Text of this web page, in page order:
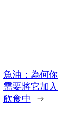
魚油：為何你
需要將它加入
飲食中 →